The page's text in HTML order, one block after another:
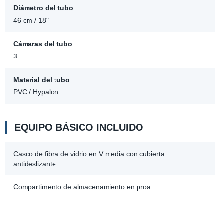
Diámetro del tubo
46 cm / 18"
Cámaras del tubo
3
Material del tubo
PVC / Hypalon
EQUIPO BÁSICO INCLUIDO
Casco de fibra de vidrio en V media con cubierta
antideslizante
Compartimento de almacenamiento en proa